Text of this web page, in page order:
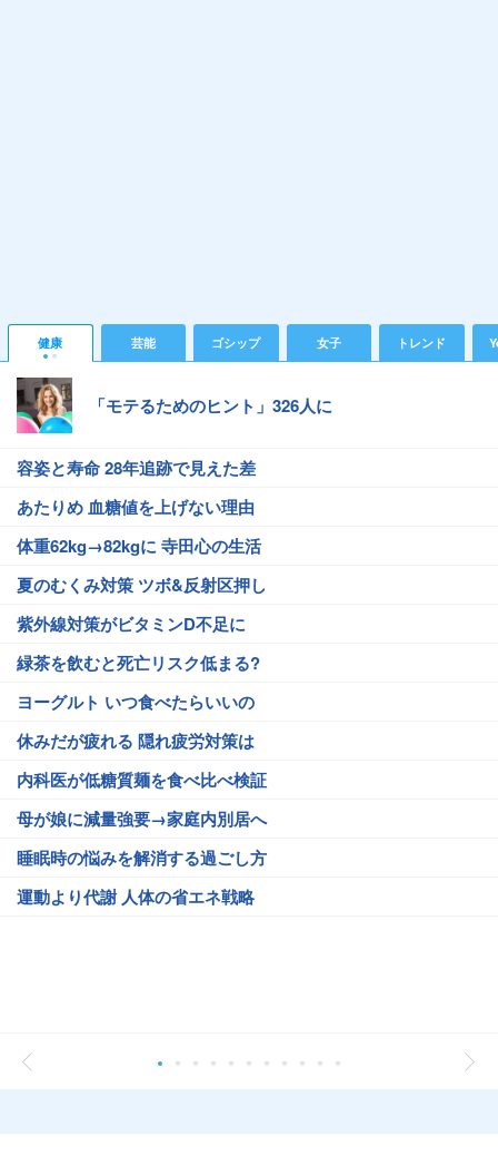
健康 芸能 ゴシップ 女子 トレンド
「モテるためのヒント」326人に
容姿と寿命 28年追跡で見えた差
あたりめ 血糖値を上げない理由
体重62kg→82kgに 寺田心の生活
夏のむくみ対策 ツボ&反射区押し
紫外線対策がビタミンD不足に
緑茶を飲むと死亡リスク低まる?
ヨーグルト いつ食べたらいいの
休みだが疲れる 隠れ疲労対策は
内科医が低糖質麺を食べ比べ検証
母が娘に減量強要→家庭内別居へ
睡眠時の悩みを解消する過ごし方
運動より代謝 人体の省エネ戦略